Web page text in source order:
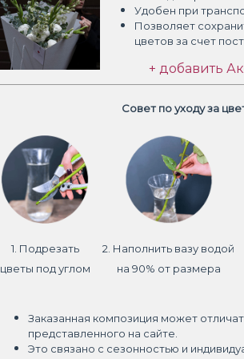
Удобен при
Позволяет
цветов за счет
+ добавить
Совет по уходу за
1. Подрезать
цветы под углом
2. Наполнить вазу водой
на 90% от размера
Заказанная композиция может
представленного на сайте.
Это связано с сезонностью и